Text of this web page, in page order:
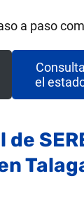
a paso
Consulta
el